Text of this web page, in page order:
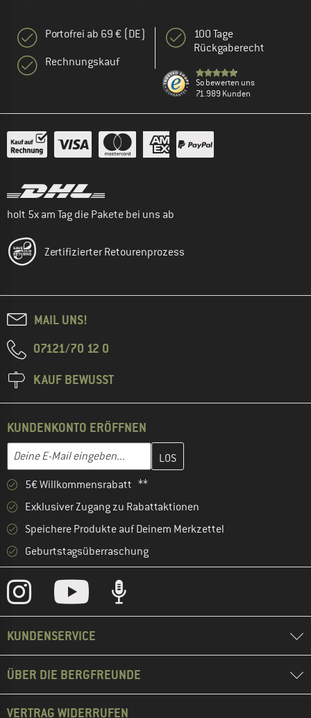
Portofrei ab 69 € (DE)
Rechnungskauf
100 Tage
Rückgaberecht
So bewerten uns
71.989 Kunden
holt 5x am Tag die Pakete bei uns ab
Zertifizierter Retourenprozess
MAIL UNS!
07121/70 12 0
KAUF BEWUSST
KUNDENKONTO ERÖFFNEN
E-Mail-Adresse
Gib hier deine E-Mail-Adresse ein und erstelle im nächsten
5€ Willkommensrabatt **
Exklusiver Zugang zu Rabattaktionen
Speichere Produkte auf Deinem Merkzettel
Geburtstagsüberraschung
KUNDENSERVICE
ÜBER DIE BERGFREUNDE
VERTRAG WIDERRUFEN